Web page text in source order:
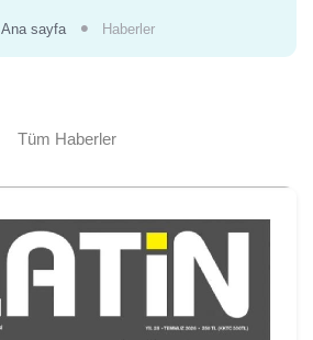
Ana sayfa Haberler
Tüm Haberler